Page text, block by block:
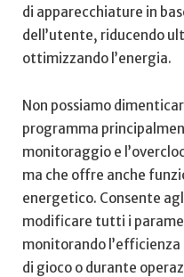
di apparecchiature in
dell’utente,⁣ riducendo
ottimizzando l’energia.
Non ‌possiamo
programma
monitoraggio e
ma che offre ‍anche
energetico. Consente
modificare tutti‌ i
monitorando⁤
di ⁤gioco ⁤o durante